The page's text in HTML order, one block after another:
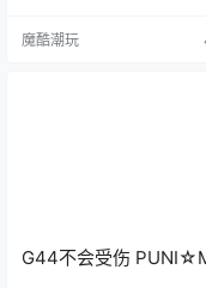
魔酷潮玩
G44不会受伤